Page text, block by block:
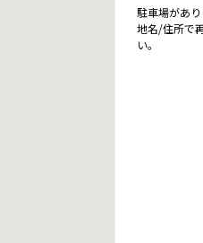
駐車場があり
地名/住所で
い。